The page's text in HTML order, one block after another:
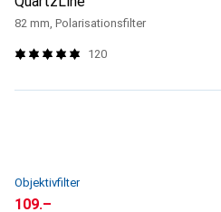
82 mm, Polarisationsfilter
120
Objektivfilter
CHF
109.–